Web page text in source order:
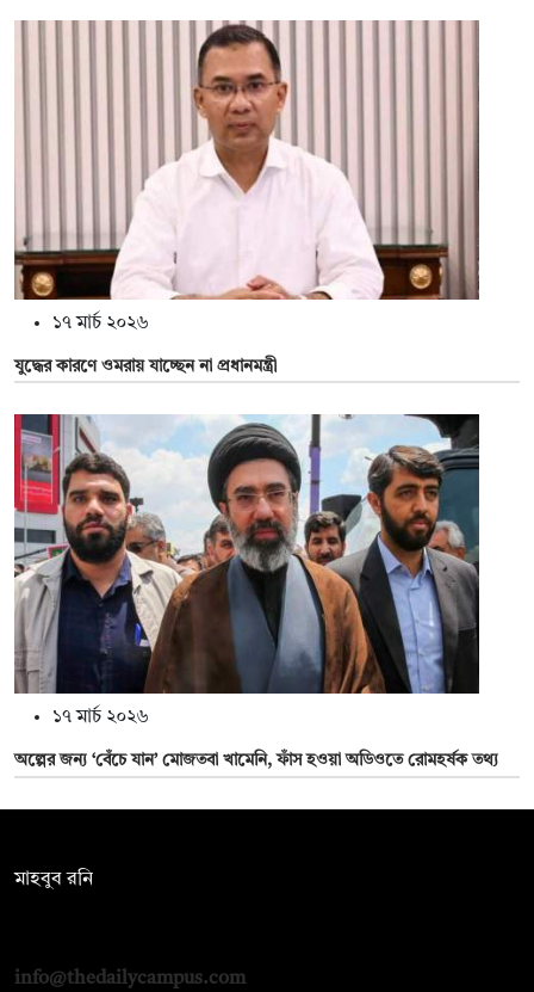
১৭ মার্চ ২০২৬
যুদ্ধের কারণে ওমরায় যাচ্ছেন না প্রধানমন্ত্রী
১৭ মার্চ ২০২৬
অল্পের জন্য ‘বেঁচে যান’ মোজতবা খামেনি, ফাঁস হওয়া অডিওতে রোমহর্ষক তথ্য
মাহবুব রনি
info@thedailycampus.com